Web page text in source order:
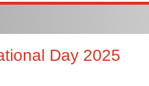
Day 2025